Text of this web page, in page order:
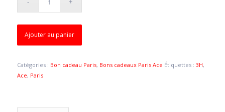
Ajouter au panier
Catégories : Bon cadeau Paris, Bons cadeaux Paris Ace Étiquettes : 3H,
Ace, Paris